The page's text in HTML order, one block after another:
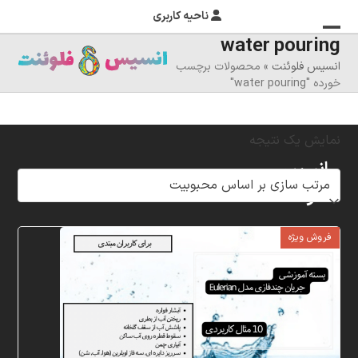
ناحیه کاربری
منوی
موبایل
را
تغییر
دهید
بستن
منوی
موبایل
water pouring
انسیس فلوئنت » محصولات برچسب
خورده "water pouring"
نمایش یک نتیجه
فروش ویژه
انسیس
فلوئنت
شرکت
پردازشگران
مهر،
متخصص
زمینه